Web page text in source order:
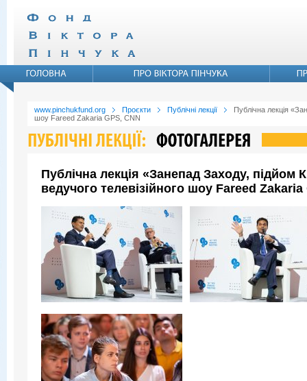
www.pinchukfund.org Проєкти Публічні лекції
Публічна лекція
шоу Fareed Zakaria GPS, CNN
Публічна лекція «Занепад Заходу, підйом
ведучого телевізійного шоу Fareed Zakaria